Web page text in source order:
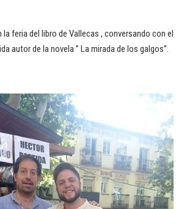
la feria del libro de Vallecas , conversando con el
autor de la novela ” La mirada de los galgos”.